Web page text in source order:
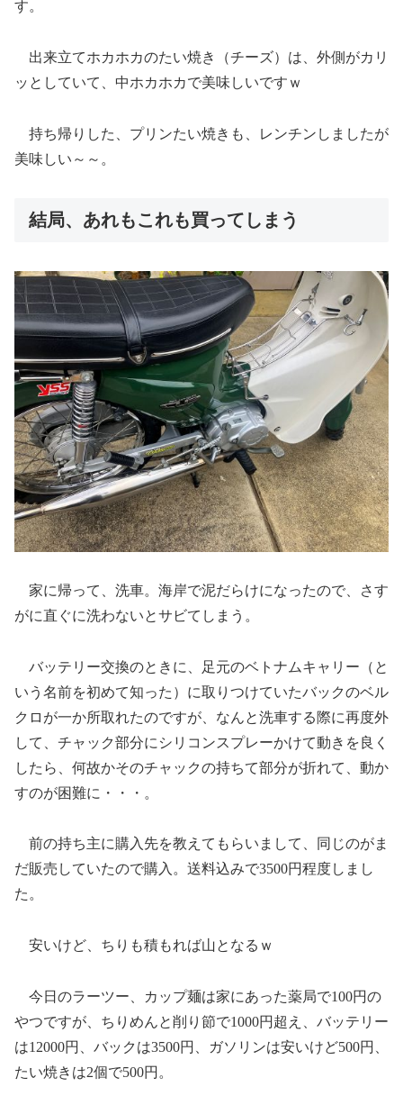
す。
出来立てホカホカのたい焼き（チーズ）は、外側がカリ
ッとしていて、中ホカホカで美味しいですｗ
持ち帰りした、プリンたい焼きも、レンチンしましたが
美味しい～～。
結局、あれもこれも買ってしまう
家に帰って、洗車。海岸で泥だらけになったので、さす
がに直ぐに洗わないとサビてしまう。
バッテリー交換のときに、足元のベトナムキャリー（と
いう名前を初めて知った）に取りつけていたバックのベル
クロが一か所取れたのですが、なんと洗車する際に再度外
して、チャック部分にシリコンスプレーかけて動きを良く
したら、何故かそのチャックの持ちて部分が折れて、動か
すのが困難に・・・。
前の持ち主に購入先を教えてもらいまして、同じのがま
だ販売していたので購入。送料込みで3500円程度しまし
た。
安いけど、ちりも積もれば山となるｗ
今日のラーツー、カップ麺は家にあった薬局で100円の
やつですが、ちりめんと削り節で1000円超え、バッテリー
は12000円、バックは3500円、ガソリンは安いけど500円、
たい焼きは2個で500円。